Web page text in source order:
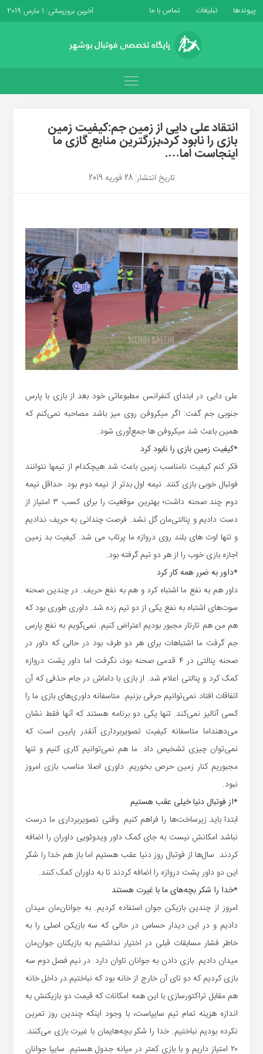
پیوندها تبلیغات تماس با ما آخرین بروزرسانی: 1 مارس 2019
انتقاد علی دایی از زمین جم:کیفیت زمین
بازی را نابود کرد،بزرگترین منابع گازی ما
اینجاست اما….
تاریخ انتشار: 28 فوریه 2019
علی دایی در ابتدای کنفرانس مطبوعاتی خود بعد از بازی با پارس
جنوبی جم گفت: اگر میکروفن‌ روی میز باشد مصاحبه نمی‌کنم که
همین باعث شد میکروفن ها جمع‌آوری شود.
*کیفیت زمین بازی را نابود کرد
فکر کنم کیفیت نامناسب زمین باعث شد هیچکدام از تیمها نتوانند
فوتبال خوبی بازی کنند. نیمه اول بدتر از نیمه دوم بود. حداقل نیمه
دوم چند صحنه داشت؛ بهترین موقعیت را برای کسب ۳ امتیاز از
دست دادیم و پنالتی‌مان گل نشد. فرصت چندانی به حریف ندادیم
و تنها اوت های بلند روی دروازه ما پرتاب می شد. کیفیت بد زمین
اجازه بازی خوب را از هر دو تیم گرفته بود.
*داور به ضرر همه کار کرد
داور هم به نفع ما اشتباه کرد و هم به نفع حریف. در چندین صحنه
سوت‌های اشتباه به نفع یکی از دو تیم زده شد. داوری طوری بود که
هم من هم تارتار مجبور بودیم اعتراض کنیم. نمی‌گویم به نفع پارس
جم گرفت ما اشتباهات برای هر دو طرف بود در حالی که داور در
صحنه پنالتی در ۴ قدمی صحنه بود،‌ نگرفت اما داور پشت دروازه
کمک کرد و پنالتی اعلام شد. ‌از بازی با داماش در جام حذفی که آن
اتفاقات افتاد نمی‌توانیم حرفی بزنیم. متاسفانه داوری‌های بازی ما را
کسی آنالیز نمی‌کند. تنها یکی دو برنامه هستند که آنها فقط نشان
می‌دهنداما متاسفانه کیفیت تصویربرداری آنقدر پایین است که
نمی‌توان چیزی تشخیص داد. ما هم نمی‌توانیم کاری کنیم و تنها
مجبوریم کنار زمین حرص بخوریم. داوری اصلا مناسب بازی امروز
نبود.
*از فوتبال دنیا خیلی عقب هستیم
ابتدا باید زیرساخت‌ها را فراهم کنیم. وقتی تصویربرداری ما درست
نباشد امکانش نیست به جای کمک داور ویدوئویی داوران را اضافه
کردند. سال‌ها از فوتبال روز دنیا عقب هستیم اما باز هم خدا را شکر
این دو داور پشت دروازه را اضافه کردند تا به داوران کمک کنند.
*خدا را شکر بچه‌های ما با غیرت هستند
امروز از چندین بازیکن جوان استفاده کردیم. به جوانان‌مان میدان
دادیم و در این دیدار حساس در حالی که سه بازیکن اصلی را به
خاطر فشار مسابقات قبلی در اختیار نداشتیم به بازیکنان جوان‌مان
میدان دادیم. بازی دادن به جوانان تاوان دارد. در نیم فصل دوم سه
بازی کردیم که دو تای آن خارج از خانه بود که نباختیم.در داخل خانه
هم مقابل تراکتورسازی با این همه امکانات که قیمت دو بازیکنش به
اندازه هزینه تمام تیم سایپاست، با وجود اینکه چندین روز تمرین
نکرده بودیم نباختیم. خدا را شکر بچه‌هایمان با غیرت بازی می‌کنند.
۲۰ امتیاز داریم و با بازی کمتر در میانه جدول هستیم. سایپا جوانان